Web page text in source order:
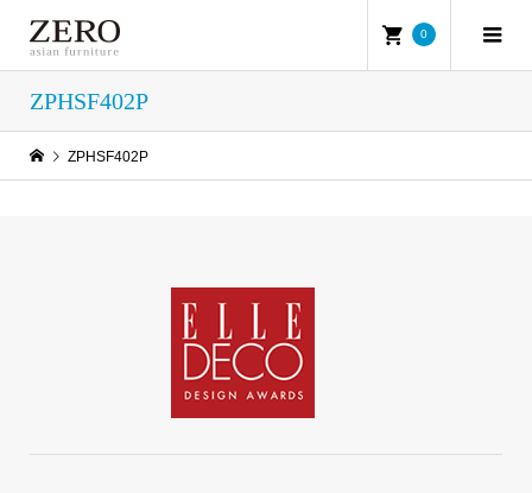
0
ZPHSF402P
ZPHSF402P